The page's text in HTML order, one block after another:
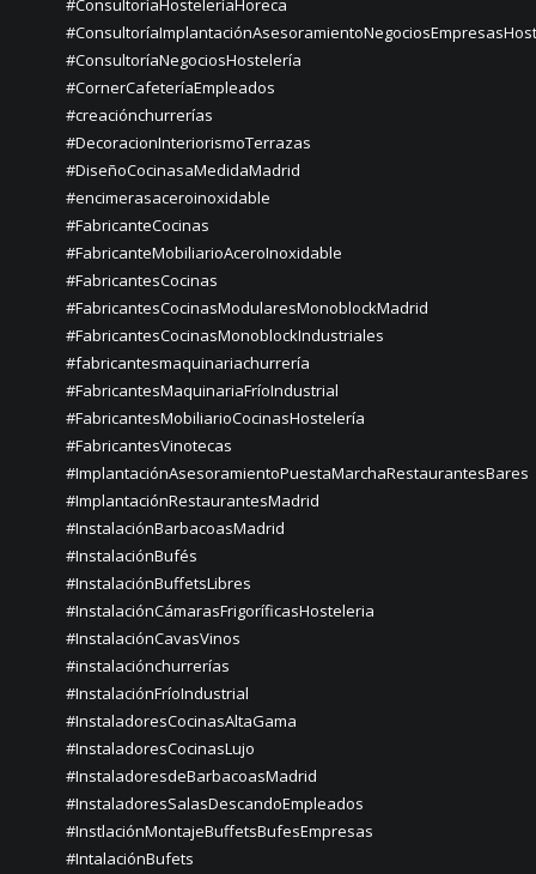
#ConsultoríaHosteleríaHoreca
#ConsultoríaNegociosHostelería
#CornerCafeteríaEmpleados
#creaciónchurrerías
#DecoracionInteriorismoTerrazas
#DiseñoCocinasaMedidaMadrid
#encimerasaceroinoxidable
#FabricanteCocinas
#FabricanteMobiliarioAceroInoxidable
#FabricantesCocinas
#FabricantesCocinasModularesMonoblockMadrid
#FabricantesCocinasMonoblockIndustriales
#fabricantesmaquinariachurrería
#FabricantesMaquinariaFríoIndustrial
#FabricantesMobiliarioCocinasHostelería
#FabricantesVinotecas
#ImplantaciónAsesoramientoPuestaMarchaRestaurantesBares
#ImplantaciónRestaurantesMadrid
#InstalaciónBarbacoasMadrid
#InstalaciónBufés
#InstalaciónBuffetsLibres
#InstalaciónCámarasFrigoríficasHosteleria
#InstalaciónCavasVinos
#instalaciónchurrerías
#InstalaciónFríoIndustrial
#InstaladoresCocinasAltaGama
#InstaladoresCocinasLujo
#InstaladoresdeBarbacoasMadrid
#InstaladoresSalasDescandoEmpleados
#InstlaciónMontajeBuffetsBufesEmpresas
#IntalaciónBufets